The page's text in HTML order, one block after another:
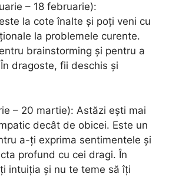
– 18 februarie):
la cote înalte și poți veni cu
la problemele curente.
brainstorming și pentru a
dragoste, fii deschis și
– 20 martie): Astăzi ești mai
decât de obicei. Este un
a-ți exprima sentimentele și
profund cu cei dragi. În
intuiția și nu te teme să îți